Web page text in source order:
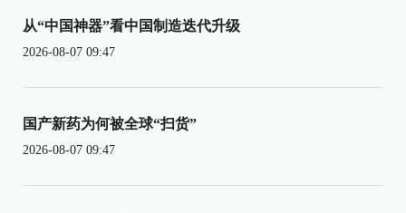
从“中国神器”看中国制造迭代升级
2026-08-07 09:47
国产新药为何被全球“扫货”
2026-08-07 09:47